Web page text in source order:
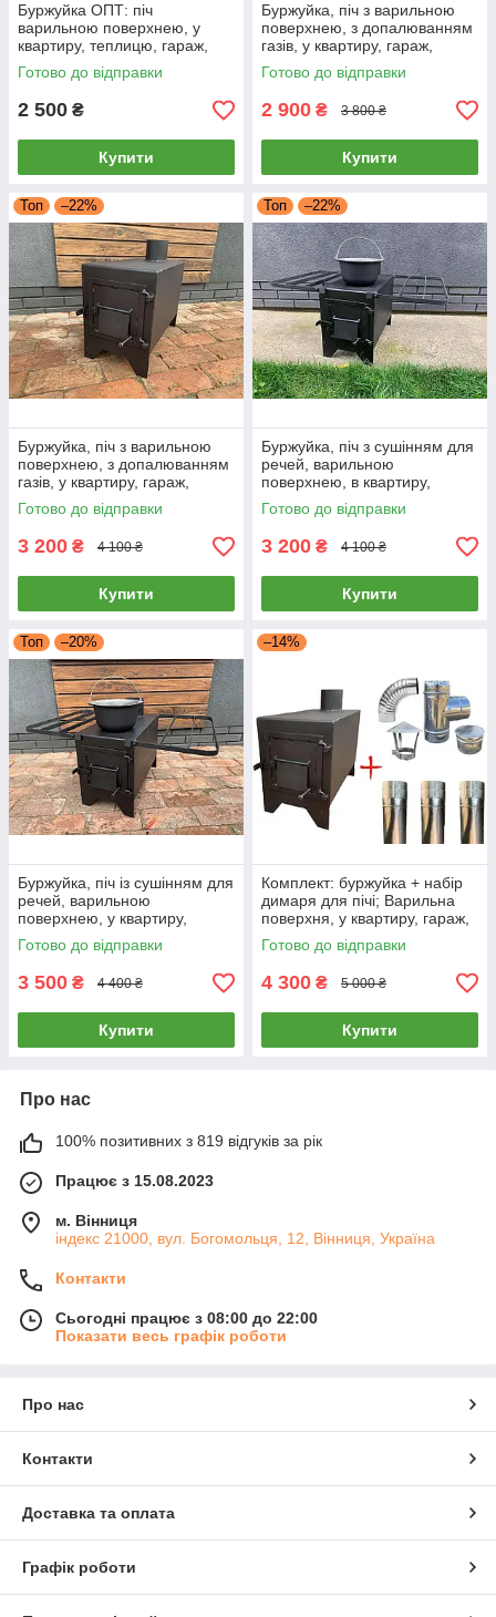
Буржуйка ОПТ: піч
варильною поверхнею, у
квартиру, теплицю, гараж,
будинок до 50м2
Готово до відправки
2 500 ₴
Купити
Буржуйка, піч з варильною
поверхнею, з допалюванням
газів, у квартиру, гараж,
теплицю, будинок до 50м2,
сталь 2 мм
Готово до відправки
2 900 ₴ 3 800 ₴
Купити
Топ –22%
Буржуйка, піч з варильною
поверхнею, з допалюванням
газів, у квартиру, гараж,
теплицю, будинок до 50м2,
сталь 3 мм
Готово до відправки
3 200 ₴ 4 100 ₴
Купити
Топ –22%
Буржуйка, піч з сушінням для
речей, варильною
поверхнею, в квартиру,
гараж, теплицю, будинок до
50м2, сталь 2 мм
Готово до відправки
3 200 ₴ 4 100 ₴
Купити
Топ –20%
Буржуйка, піч із сушінням для
речей, варильною
поверхнею, у квартиру,
гараж, теплицю, будинок до
50м2, сталь 3 мм
Готово до відправки
3 500 ₴ 4 400 ₴
Купити
–14%
Комплект: буржуйка + набір
димаря для пічі; Варильна
поверхня, у квартиру, гараж,
теплицю, будинок до 50м2
Готово до відправки
4 300 ₴ 5 000 ₴
Купити
Про нас
100% позитивних з 819 відгуків за рік
Працює з 15.08.2023
м. Вінниця
індекс 21000, вул. Богомольця, 12, Вінниця, Україна
Контакти
Сьогодні працює з 08:00 до 22:00
Показати весь графік роботи
Про нас
Контакти
Доставка та оплата
Графік роботи